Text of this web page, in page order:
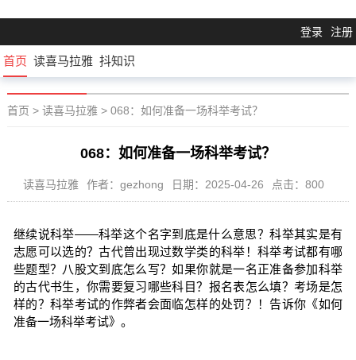
登录 注册
首页 读喜马拉雅 抖知识
首页 > 读喜马拉雅> 068：如何准备一场科举考试？
068：如何准备一场科举考试？
读喜马拉雅 作者：gezhong 日期：2025-04-26 点击：800
继续说科举——科举这个名字到底是什么意思？科举其实是有
志愿可以选的？古代曾出现过数学类的科举！科举考试都有哪
些题型？八股文到底怎么写？如果你就是一名正准备参加科举
的古代书生，你需要复习哪些科目？报名表怎么填？考场是怎
样的？科举考试的作弊者会面临怎样的处罚？！告诉你《如何
准备一场科举考试》。